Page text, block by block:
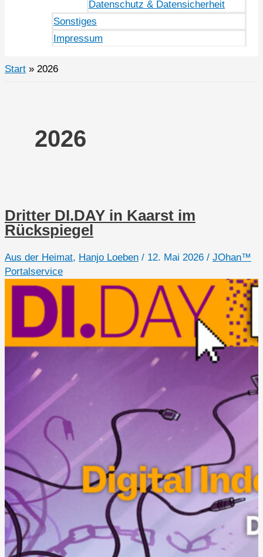
Datenschutz & Datensicherheit
Sonstiges
Impressum
Start 2026
2026
Dritter DI.DAY in Kaarst im
Rückspiegel
Aus der Heimat, Hanjo Loeben / 12. Mai 2026 / JOhan™
Portalservice